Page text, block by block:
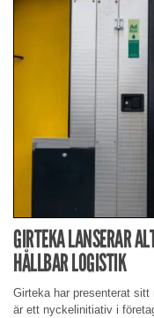
GIRTEKA LANSERAR
HÅLLBAR LOGISTIK
Girteka har presenterat sitt
är ett nyckelinitiativ i